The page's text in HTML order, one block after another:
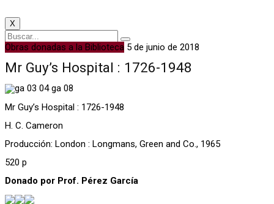
X
Obras donadas a la Biblioteca 5 de junio de 2018
Mr Guy’s Hospital : 1726-1948
Mr Guy’s Hospital : 1726-1948
H. C. Cameron
Producción: London : Longmans, Green and Co., 1965
520 p
Donado por Prof. Pérez García